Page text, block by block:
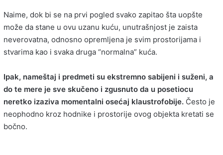
Naime, dok bi se na prvi pogled svako zapitao šta uopšte
može da stane u ovu uzanu kuću, unutrašnjost je zaista
neverovatna, odnosno opremljena je svim prostorijama i
stvarima kao i svaka druga “normalna” kuća.
Ipak, nameštaj i predmeti su ekstremno sabijeni i suženi, a
do te mere je sve skučeno i zgusnuto da u posetiocu
neretko izaziva momentalni osećaj klaustrofobije. Često je
neophodno kroz hodnike i prostorije ovog objekta kretati se
bočno.